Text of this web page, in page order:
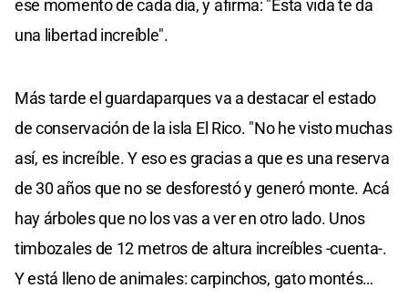
ese momento de cada día, y afirma: "Esta vida te da
una libertad increíble".
Más tarde el guardaparques va a destacar el estado
de conservación de la isla El Rico. "No he visto muchas
así, es increíble. Y eso es gracias a que es una reserva
de 30 años que no se desforestó y generó monte. Acá
hay árboles que no los vas a ver en otro lado. Unos
timbozales de 12 metros de altura increíbles -cuenta-.
Y está lleno de animales: carpinchos, gato montés…